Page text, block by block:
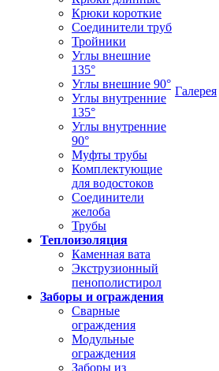
Крюки короткие
Соединители труб
Тройники
Углы внешние
135°
Углы внешние 90°
Углы внутренние
135°
Углы внутренние
90°
Муфты трубы
Комплектующие
для водостоков
Соединители
желоба
Трубы
Теплоизоляция
Каменная вата
Экструзионный
пенополистирол
Заборы и ограждения
Сварные
ограждения
Модульные
ограждения
Заборы из
Галерея